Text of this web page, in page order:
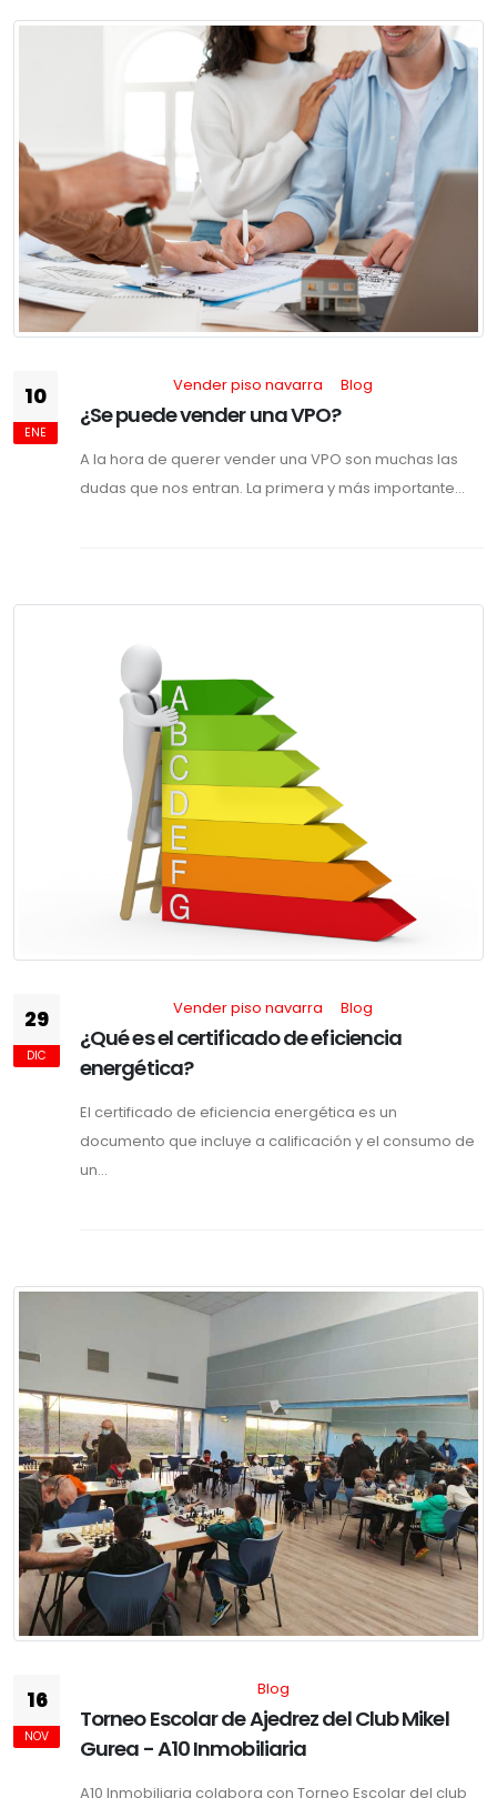
10
ENE
Vender piso navarra Blog
¿Se puede vender una VPO?
A la hora de querer vender una VPO son muchas las
dudas que nos entran. La primera y más importante...
29
DIC
Vender piso navarra Blog
¿Qué es el certificado de eficiencia
energética?
El certificado de eficiencia energética es un
documento que incluye a calificación y el consumo de
un...
16
NOV
Blog
Torneo Escolar de Ajedrez del Club Mikel
Gurea - A10 Inmobiliaria
A10 Inmobiliaria colabora con Torneo Escolar del club